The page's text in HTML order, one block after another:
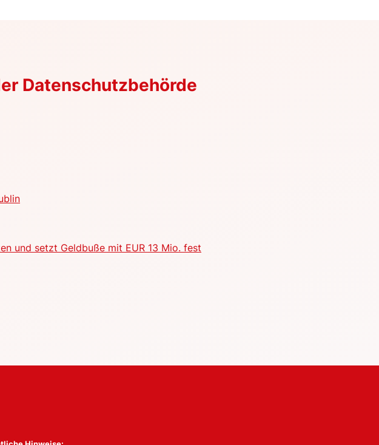
Datenschutzbehörde
und setzt Geldbuße mit EUR 13 Mio. fest